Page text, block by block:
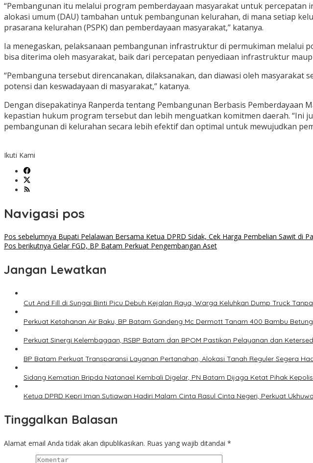
“Pembangunan itu melalui program pemberdayaan masyarakat untuk
alokasi umum (DAU) tambahan untuk pembangunan kelurahan, di mana setiap
prasarana kelurahan (PSPK) dan pemberdayaan masyarakat,” katanya.
Ia menegaskan, pelaksanaan pembangunan infrastruktur di permukiman melalui
bisa diterima oleh masyarakat, baik dari percepatan penyediaan infrastruktur
“Pembanguna tersebut direncanakan, dilaksanakan, dan diawasi oleh
potensi dan keswadayaan di masyarakat,” katanya.
Dengan disepakatinya Ranperda tentang Pembangunan Berbasis
kepastian hukum program tersebut dan lebih menguatkan komitmen daerah. “Ini
pembangunan di kelurahan secara lebih efektif dan optimal untuk mewujudkan
Ikuti Kami
Navigasi pos
Pos sebelumnya Bupati Pelalawan Bersama Ketua DPRD Sidak, Cek Harga Pembelian Sawit di
Pos berikutnya Gelar FGD, BP Batam Perkuat Pengembangan Aset
Jangan Lewatkan
Cut And Fill di Sungai Binti Picu Debuh Kejalan Raya, Warga Keluhkan Dump Truck
Perkuat Ketahanan Air Baku, BP Batam Gandeng Mc Dermott Tanam 400 Bambu
Perkuat Sinergi Kelembagaan, RSBP Batam dan BPOM Pastikan Pelayanan dan
BP Batam Perkuat Transparansi Layanan Pertanahan, Alokasi Tanah Reguler Segera
Sidang Kematian Bripda Natanael Kembali Digelar, PN Batam Dijaga Ketat Pihak
Ketua DPRD Kepri Iman Sutiawan Hadiri Malam Cinta Rasul Cinta Negeri, Perkuat
Tinggalkan Balasan
Alamat email Anda tidak akan dipublikasikan. Ruas yang wajib ditandai *